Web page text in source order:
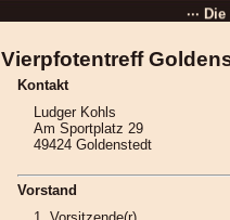
Vierpfotentreff
Kontakt
Ludger Kohls
Am Sportplatz 29
49424 Goldenstedt
Vorstand
···